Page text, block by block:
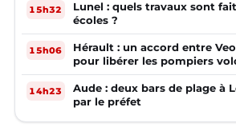
15h32
Lunel : quels travaux sont
écoles ?
15h06
Hérault : un accord entre
pour libérer les pompiers
14h23
Aude : deux bars de plage à
par le préfet